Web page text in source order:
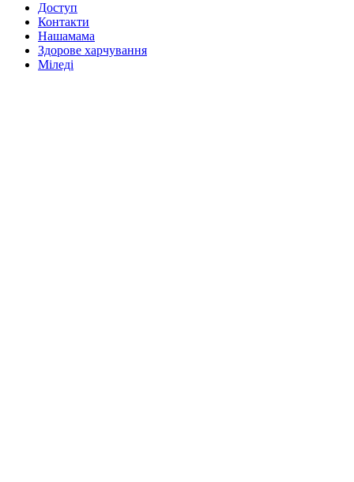
Доступ
Контакти
Нашамама
Здорове харчування
Міледі